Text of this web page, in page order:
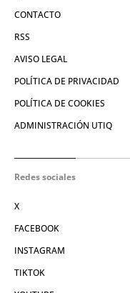
CONTACTO
RSS
AVISO LEGAL
POLÍTICA DE PRIVACIDAD
POLÍTICA DE COOKIES
ADMINISTRACIÓN UTIQ
Redes sociales
X
FACEBOOK
INSTAGRAM
TIKTOK